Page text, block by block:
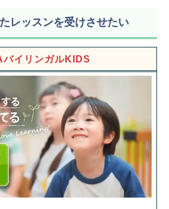
レッスンを受けさせたい
バイリンガルKIDS